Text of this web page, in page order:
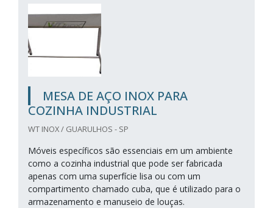
MESA DE AÇO INOX PARA
COZINHA INDUSTRIAL
WT INOX / GUARULHOS - SP
Móveis específicos são essenciais em um ambiente
como a cozinha industrial que pode ser fabricada
apenas com uma superfície lisa ou com um
compartimento chamado cuba, que é utilizado para o
armazenamento e manuseio de louças.